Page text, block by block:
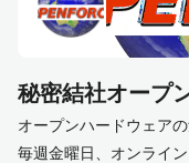
秘密結社オープ
オープンハードウェア
毎週金曜日、オンライ